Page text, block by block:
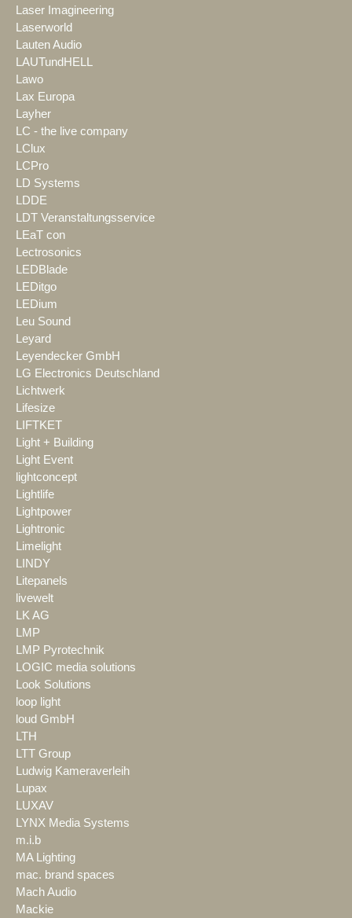
Laser Imagineering
Laserworld
Lauten Audio
LAUTundHELL
Lawo
Lax Europa
Layher
LC - the live company
LClux
LCPro
LD Systems
LDDE
LDT Veranstaltungsservice
LEaT con
Lectrosonics
LEDBlade
LEDitgo
LEDium
Leu Sound
Leyard
Leyendecker GmbH
LG Electronics Deutschland
Lichtwerk
Lifesize
LIFTKET
Light + Building
Light Event
lightconcept
Lightlife
Lightpower
Lightronic
Limelight
LINDY
Litepanels
livewelt
LK AG
LMP
LMP Pyrotechnik
LOGIC media solutions
Look Solutions
loop light
loud GmbH
LTH
LTT Group
Ludwig Kameraverleih
Lupax
LUXAV
LYNX Media Systems
m.i.b
MA Lighting
mac. brand spaces
Mach Audio
Mackie